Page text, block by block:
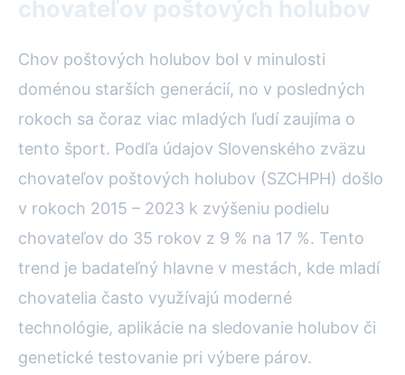
chovateľov poštových holubov
Chov poštových holubov bol v minulosti
doménou starších generácií, no v posledných
rokoch sa čoraz viac mladých ľudí zaujíma o
tento šport. Podľa údajov Slovenského zväzu
chovateľov poštových holubov (SZCHPH) došlo
v rokoch 2015 – 2023 k zvýšeniu podielu
chovateľov do 35 rokov z 9 % na 17 %. Tento
trend je badateľný hlavne v mestách, kde mladí
chovatelia často využívajú moderné
technológie, aplikácie na sledovanie holubov či
genetické testovanie pri výbere párov.